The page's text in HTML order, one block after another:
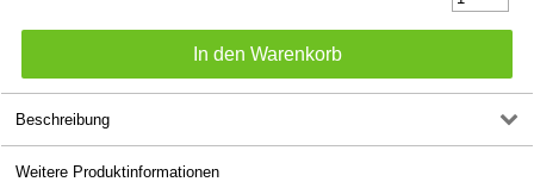
Beschreibung
Weitere Produktinformationen